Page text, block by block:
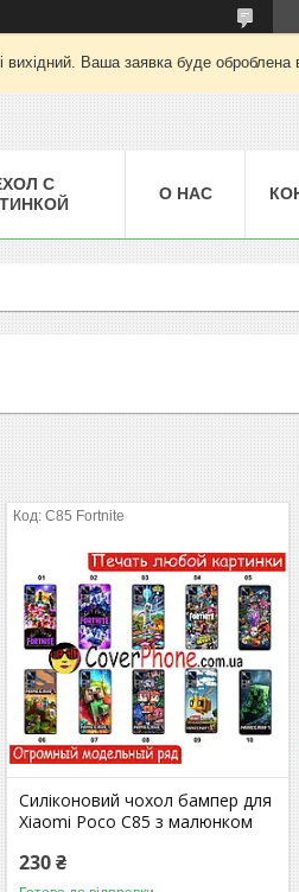
вихідний. Ваша заявка буде
С
О НАС
C85 Fortnite
Силіконовий чохол бампер для
Xiaomi Poco C85 з малюнком
230 ₴